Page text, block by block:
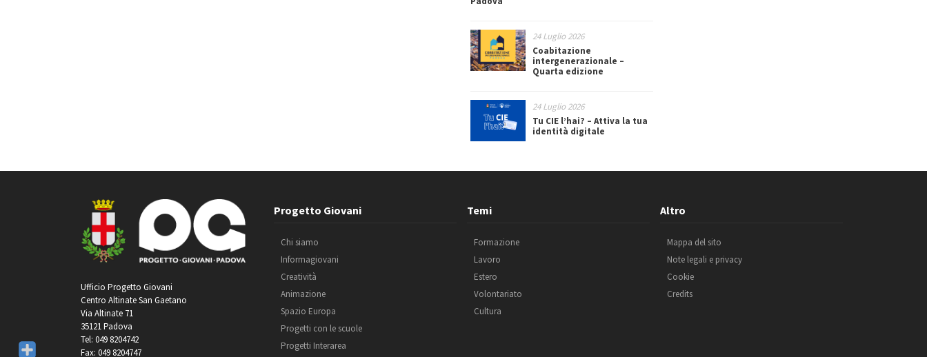
24 Luglio 2026
Coabitazione
intergenerazionale –
Quarta edizione
24 Luglio 2026
Tu CIE l’hai? – Attiva la tua
identità digitale
Ufficio Progetto Giovani
Centro Altinate San Gaetano
Via Altinate 71
35121 Padova
Tel: 049 8204742
Fax: 049 8204747
Progetto Giovani
Chi siamo
Informagiovani
Creatività
Animazione
Spazio Europa
Progetti con le scuole
Progetti Interarea
Temi
Formazione
Lavoro
Estero
Volontariato
Cultura
Altro
Mappa del sito
Note legali e privacy
Cookie
Credits